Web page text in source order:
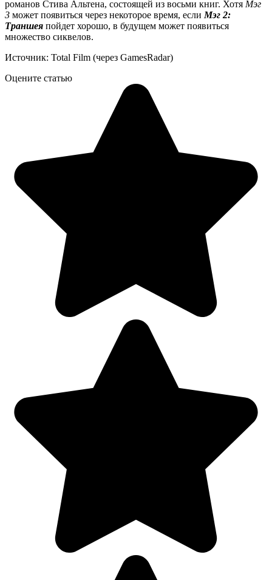
романов Стива Альтена, состоящей из восьми книг. Хотя Мэг
3 может появиться через некоторое время, если Мэг 2:
Траншея пойдет хорошо, в будущем может появиться
множество сиквелов.
Источник: Total Film (через GamesRadar)
Оцените статью